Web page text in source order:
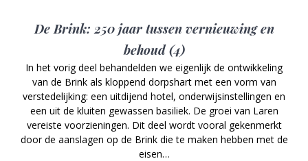
De Brink: 250 jaar tussen vernieuwing en
behoud (4)
In het vorig deel behandelden we eigenlijk de ontwikkeling
van de Brink als kloppend dorpshart met een vorm van
verstedelijking: een uitdijend hotel, onderwijsinstellingen en
een uit de kluiten gewassen basiliek. De groei van Laren
vereiste voorzieningen. Dit deel wordt vooral gekenmerkt
door de aanslagen op de Brink die te maken hebben met de
eisen…